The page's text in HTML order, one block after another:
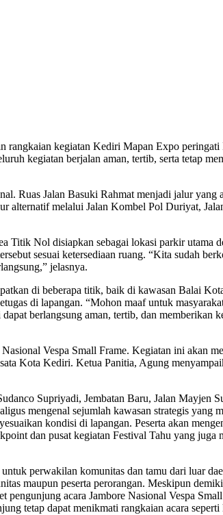
rangkaian kegiatan Kediri Mapan Expo
kegiatan berjalan aman, tertib, serta tetap
Ruas Jalan Basuki Rahmat menjadi jalur yang
alternatif melalui Jalan Kombel Pol Duriyat,
Titik Nol disiapkan sebagai lokasi parkir utama
sesuai ketersediaan ruang. “Kita sudah
jelasnya.
di beberapa titik, baik di kawasan Balai
di lapangan. “Mohon maaf untuk
berlangsung aman, tertib, dan memberikan
Vespa Small Frame. Kegiatan ini akan
Kota Kediri. Ketua Panitia, Agung
Supriyadi, Jembatan Baru, Jalan Mayjen
mengenal sejumlah kawasan strategis yang
kondisi di lapangan. Peserta akan
dan pusat kegiatan Festival Tahu yang juga
perwakilan komunitas dan tamu dari luar
maupun peserta perorangan. Meskipun
acara Jambore Nasional Vespa
tetap dapat menikmati rangkaian acara